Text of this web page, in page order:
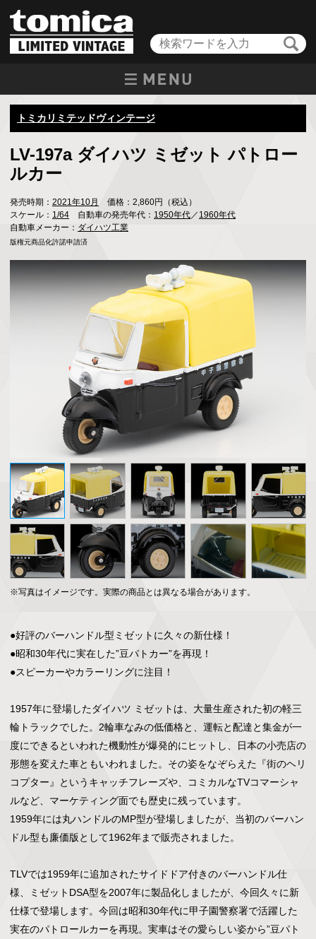
トミカリミテッドヴィンテージ
LV-197a ダイハツ ミゼット パトロー
ルカー
発売時期： 2021年10月
価格：2,860円（税込）
スケール： 1/64 自動車の発売年代： 1950年代／ 1960年代
自動車メーカー： ダイハツ工業
版権元商品化許諾申請済
※写真はイメージです。実際の商品とは異なる場合があります。
●好評のバーハンドル型ミゼットに久々の新仕様！
●昭和30年代に実在した”豆パトカー”を再現！
●スピーカーやカラーリングに注目！
1957年に登場したダイハツ ミゼットは、大量生産された初の軽三
輪トラックでした。2輪車なみの低価格と、運転と配達と集金が一
度にできるといわれた機動性が爆発的にヒットし、日本の小売店の
形態を変えた車ともいわれました。その姿をなぞらえた『街のヘリ
コプター』というキャッチフレーズや、コミカルなTVコマーシャ
ルなど、マーケティング面でも歴史に残っています。
1959年には丸ハンドルのMP型が登場しましたが、当初のバーハン
ドル型も廉価版として1962年まで販売されました。
TLVでは1959年に追加されたサイドドア付きのバーハンドル仕
様、ミゼットDSA型を2007年に製品化しましたが、今回久々に新
仕様で登場します。今回は昭和30年代に甲子園警察署で活躍した
実在のパトロールカーを再現。実車はその愛らしい姿から”豆パト